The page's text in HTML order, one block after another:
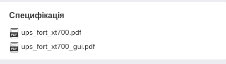
Специфікація
ups_fort_xt700.pdf
ups_fort_xt700_gui.pdf